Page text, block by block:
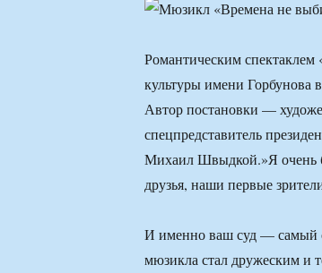
Романтическим
культуры имени Горбунова
Автор постановки —
спецпредставитель
Михаил Швыдкой.»Я очень
друзья, наши первые
И именно ваш суд — самый
мюзикла стал дружеским и